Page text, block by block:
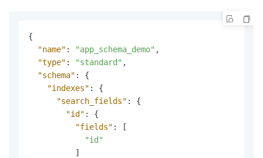
{
"name" : "app_schema_demo" ,
"type" : "standard" ,
"schema" :
{
"indexes" :
{
"search_fields" :
{
"id" :
{
"fields" :
[
"id"
]